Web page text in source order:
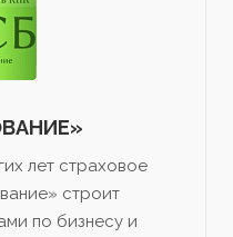
лет страховое
строит
по бизнесу и